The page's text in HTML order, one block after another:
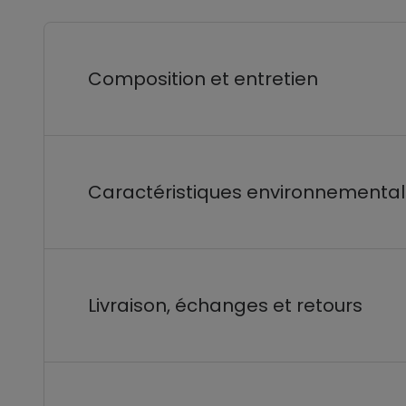
Composition et entretien
Caractéristiques
Livraison, échanges et retours